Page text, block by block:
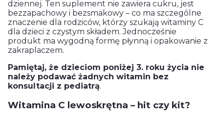
dziennej. Ten suplement nie zawiera cukru, jest
bezzapachowy i bezsmakowy – co ma szczególne
znaczenie dla rodziców, którzy szukają witaminy C
dla dzieci z czystym składem. Jednocześnie
produkt ma wygodną formę płynną i opakowanie z
zakraplaczem.
Pamiętaj, że dzieciom poniżej 3. roku życia nie
należy podawać żadnych witamin bez
konsultacji z pediatrą.
Witamina C lewoskrętna – hit czy kit?